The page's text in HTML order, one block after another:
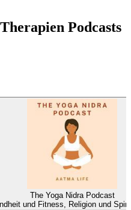
Podcasts
The Yoga Nidra Podcast
und Fitness, Religion und